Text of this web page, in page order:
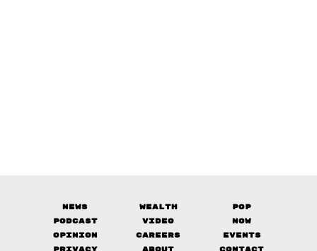
News Wealth
Pop
Podcast
Video
Now
Opinion
Careers
Events
Privacy
About Contact